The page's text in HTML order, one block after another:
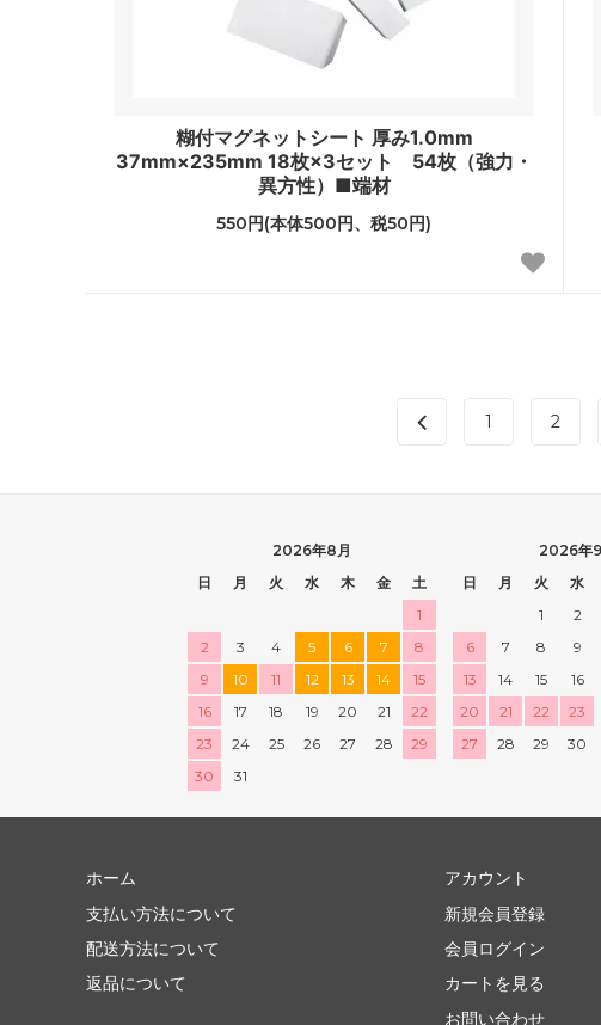
糊付マグネットシート 厚み1.0mm
37mm×235mm 18枚×3セット 54枚（強力・
異方性）■端材
550円(本体500円、税50円)
1 2
2026年8月
日
月 火 水 木 金
土
1
2
3 4 5 6 7
8
9
10 11 12 13 14
15
16
17 18 19 20 21
22
23
24 25 26 27 28
29
30
31
2026年
日
月 火 水
1
2
6
7 8 9
13
14 15 16
20
21 22 23
27
28 29 30
ホーム
支払い方法について
配送方法について
返品について
アカウント
新規会員登録
会員ログイン
カートを見る
お問い合わせ